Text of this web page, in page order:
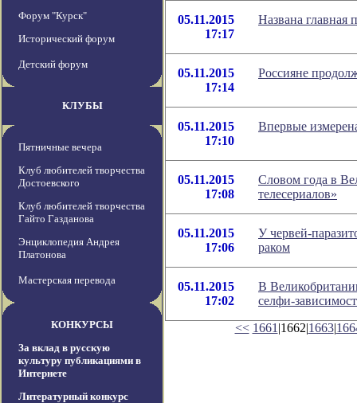
Форум "Курск"
Исторический форум
Детский форум
КЛУБЫ
Пятничные вечера
Клуб любителей творчества
Достоевского
Клуб любителей творчества
Гайто Газданова
Энциклопедия Андрея
Платонова
Мастерская перевода
КОНКУРСЫ
За вклад в русскую
культуру публикациями в
Интернете
Литературный конкурс
05.11.2015
17:17
Названа главная
05.11.2015
17:14
Россияне
05.11.2015
17:10
Впервые
05.11.2015
17:08
Словом года в
телесериалов»
05.11.2015
17:06
У червей-
раком
05.11.2015
17:02
В
селфи-
<< 1661 |1662|1663|